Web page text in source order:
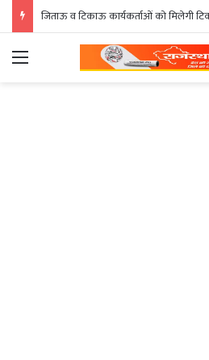
जिताऊ व टिकाऊ कार्यकर्ताओं को मिलेगी
Menu